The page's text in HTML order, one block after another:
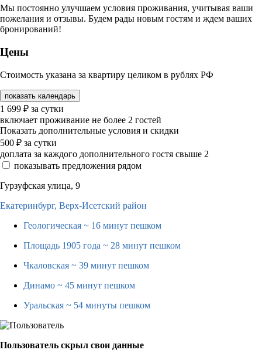
Мы постоянно улучшаем условия проживания, учитывая ваши
пожелания и отзывы. Будем рады новым гостям и ждем ваших
бронирований!
Цены
Стоимость указана за квартиру целиком в рублях РФ
показать календарь
1 699 ₽ за сутки
включает проживание не более 2 гостей
Показать дополнительные условия и скидки
500 ₽ за сутки
доплата за каждого дополнительного гостя свыше 2
показывать предложения рядом
Гурзуфская улица, 9
Екатеринбург, Верх-Исетский район
Геологическая ~ 16 минут пешком
Площадь 1905 года ~ 28 минут пешком
Чкаловская ~ 39 минут пешком
Динамо ~ 45 минут пешком
Уральская ~ 54 минуты пешком
Пользователь скрыл свои данные